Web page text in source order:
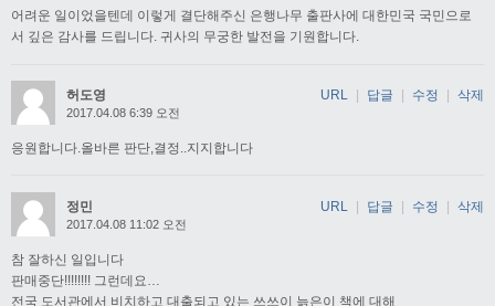
어려운 일이었을텐데 이렇게 결단해주신 은행나무 출판사에 대한민국 국민으로
서 깊은 감사를 드립니다. 귀사의 무궁한 발전을 기원합니다.
허도영
2017.04.08 6:39 오전
응원합니다.올바른 판단,결정..지지합니다
URL 답글 수정 삭제
정민
2017.04.08 11:02 오전
참 잘하신 일입니다
판매중단!!!!!!!! 그런데요…
전국 도서관에서 비치하고 대출되고 있는 쓰쓰이 늙은이 책에 대해
URL | 답글 | 수정 | 삭제